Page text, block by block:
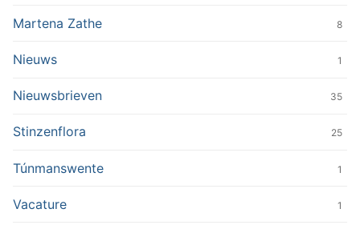
Martena Zathe 8
Nieuws 1
Nieuwsbrieven 35
Stinzenflora 25
Túnmanswente 1
Vacature 1